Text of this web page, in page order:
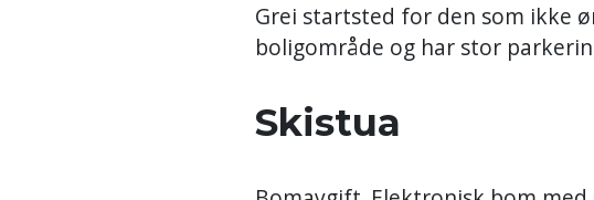
Grei startsted for den som ikke
boligområde og har stor
Skistua